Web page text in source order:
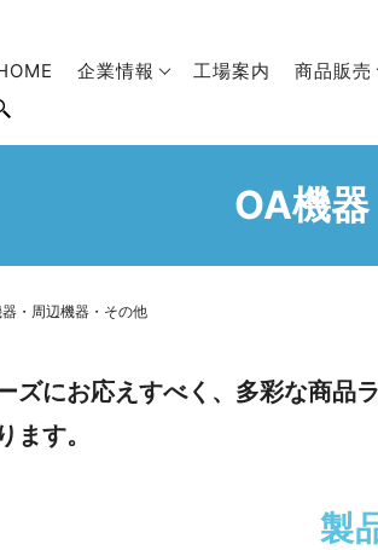
企業情報 工場案内 商品販売
OA機
・周辺機器・その他
ズにお応えすべく、多彩な商品
ます。
製